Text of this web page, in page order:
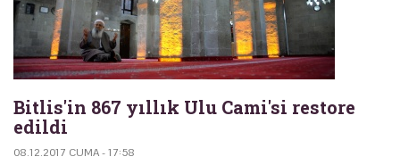
Bitlis'in 867 yıllık Ulu Cami'si restore
edildi
08.12.2017 CUMA - 17:58